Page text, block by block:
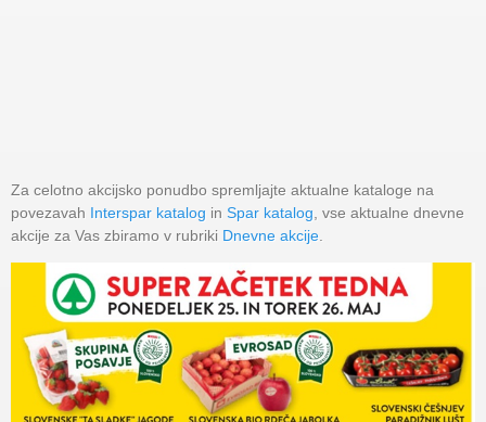
Za celotno akcijsko ponudbo spremljajte aktualne kataloge na
povezavah Interspar katalog in Spar katalog , vse aktualne dnevne
akcije za Vas zbiramo v rubriki Dnevne akcije